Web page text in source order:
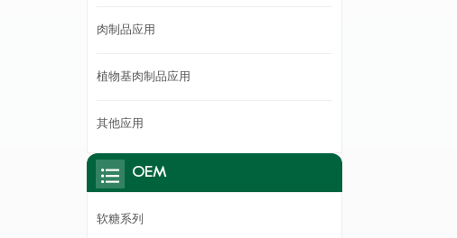
肉制品应用
植物基肉制品应用
其他应用
OEM
软糖系列